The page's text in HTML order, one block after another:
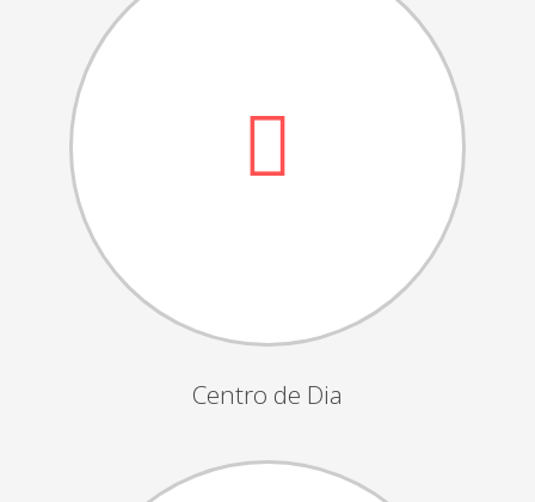
Aniversários da Instituição
Almoço / Lanche de Natal
Atividades Semanais
Feiras e Exposições
Grupos Musicais do Centro de Dia
Outras Actividades
Passeio Vila Nova de Cerveira
Passeio Convívio em Pombal
Assembleias Gerais
Centro de Dia